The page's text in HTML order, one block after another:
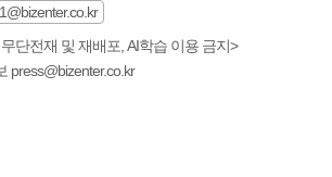
단전재 및 재배포, AI학습 이용 금지>